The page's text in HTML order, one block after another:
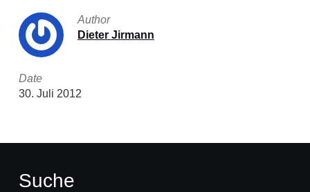
Author
Dieter Jirmann
Date
30. Juli 2012
Suche